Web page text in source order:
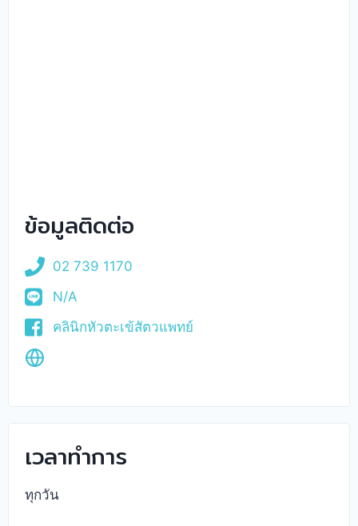
ข้อมูลติดต่อ
02 739 1170
N/A
คลินิกหัวตะเข้สัตวแพทย์
เวลาทำการ
ทุกวัน